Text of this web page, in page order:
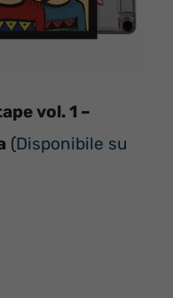
vol. 1 –
(Disponibile su